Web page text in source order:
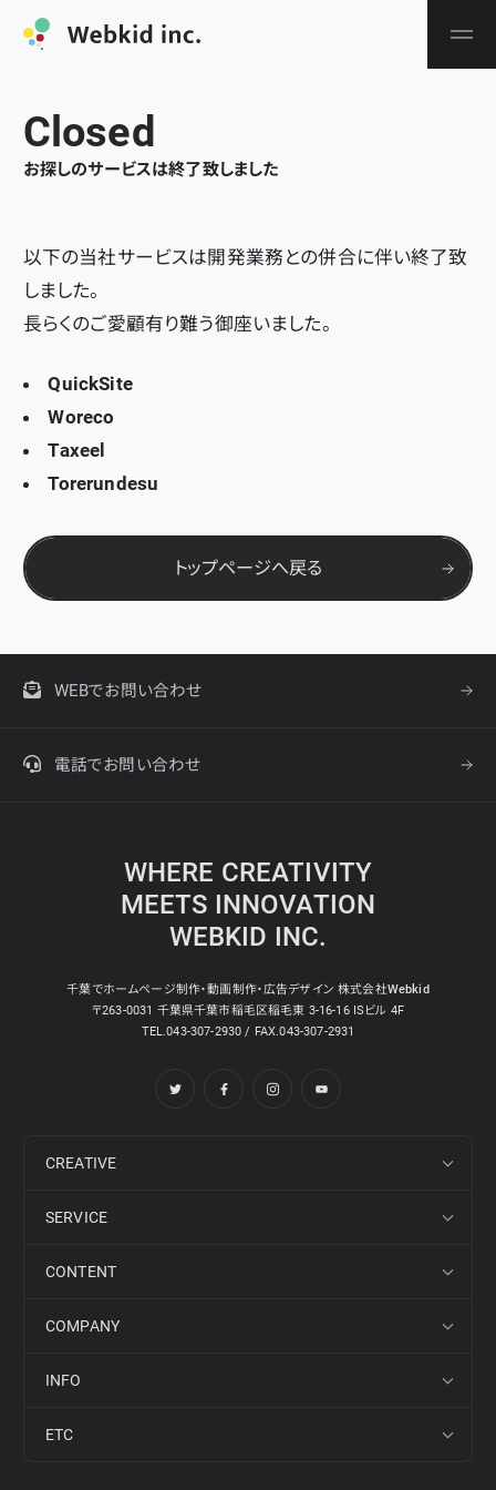
C osed
お探しのサービスは終了致しました
以下の当社サービスは開発業務との併合に伴い終了致
しました。
長らくのご愛顧有り難う御座いました。
QuickSite
Woreco
Taxeel
Torerundesu
トップページへ戻る
WEBでお問い合わせ
電話でお問い合わせ
WHERE CREATIVITY
MEETS INNOVATION
WEBKID INC.
千葉でホームページ制作・動画制作・広告デザイン 株式会社Webkid
〒263-0031 千葉県千葉市稲毛区稲毛東 3-16-16 ISビル 4F
TEL.043-307-2930 / FAX.043-307-2931
CREATIVE
SERVICE
CONTENT
COMPANY
INFO
ETC